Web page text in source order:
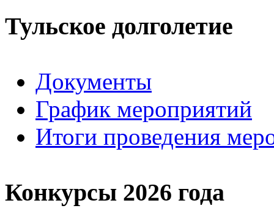
Тульское долголетие
Документы
График мероприятий
Итоги проведения
Конкурсы 2026 года